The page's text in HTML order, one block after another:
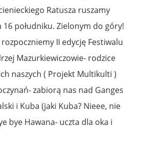
Ratusza ruszamy
16 południku. Zielonym do góry!
II edycję Festiwalu
Mazurkiewiczowie- rodzice
naszych ( Projekt Multikulti )
zabiorą nas nad Ganges
i Kuba (jaki Kuba? Nieee, nie
bye Hawana- uczta dla oka i